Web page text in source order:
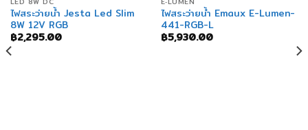
ไฟสระว่ายน้ำ Jesta Led Slim
8W 12V RGB
฿2,295.00
ไฟสระว่ายน้ำ Emaux E-Lumen-
441-RGB-L
฿5,930.00